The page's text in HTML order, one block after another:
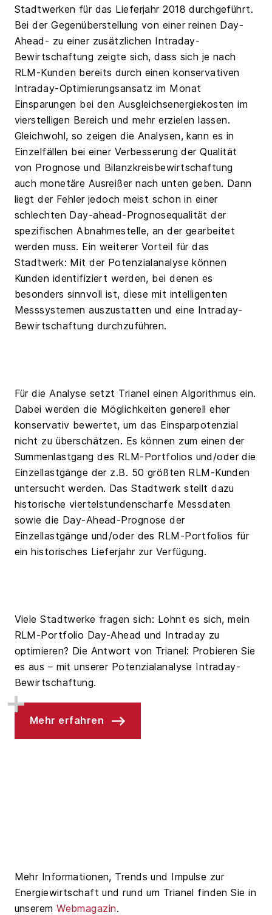
Stadtwerken für das Lieferjahr 2018 durchgeführt.
Bei der Gegenüberstellung von einer reinen Day-
Ahead- zu einer zusätzlichen Intraday-
Bewirtschaftung zeigte sich, dass sich je nach
RLM-Kunden bereits durch einen konservativen
Intraday-Optimierungsansatz im Monat
Einsparungen bei den Ausgleichsenergiekosten im
vierstelligen Bereich und mehr erzielen lassen.
Gleichwohl, so zeigen die Analysen, kann es in
Einzelfällen bei einer Verbesserung der Qualität
von Prognose und Bilanzkreisbewirtschaftung
auch monetäre Ausreißer nach unten geben. Dann
liegt der Fehler jedoch meist schon in einer
schlechten Day-ahead-Prognosequalität der
spezifischen Abnahmestelle, an der gearbeitet
werden muss. Ein weiterer Vorteil für das
Stadtwerk: Mit der Potenzialanalyse können
Kunden identifiziert werden, bei denen es
besonders sinnvoll ist, diese mit intelligenten
Messsystemen auszustatten und eine Intraday-
Bewirtschaftung durchzuführen.
Für die Analyse setzt Trianel einen Algorithmus ein.
Dabei werden die Möglichkeiten generell eher
konservativ bewertet, um das Einsparpotenzial
nicht zu überschätzen. Es können zum einen der
Summenlastgang des RLM-Portfolios und/oder die
Einzellastgänge der z.B. 50 größten RLM-Kunden
untersucht werden. Das Stadtwerk stellt dazu
historische viertelstundenscharfe Messdaten
sowie die Day-Ahead-Prognose der
Einzellastgänge und/oder des RLM-Portfolios für
ein historisches Lieferjahr zur Verfügung.
Viele Stadtwerke fragen sich: Lohnt es sich, mein
RLM-Portfolio Day-Ahead und Intraday zu
optimieren? Die Antwort von Trianel: Probieren Sie
es aus – mit unserer Potenzialanalyse Intraday-
Bewirtschaftung.
Mehr erfahren
Mehr Informationen, Trends und Impulse zur
Energiewirtschaft und rund um Trianel finden Sie in
unseremWebmagazin.